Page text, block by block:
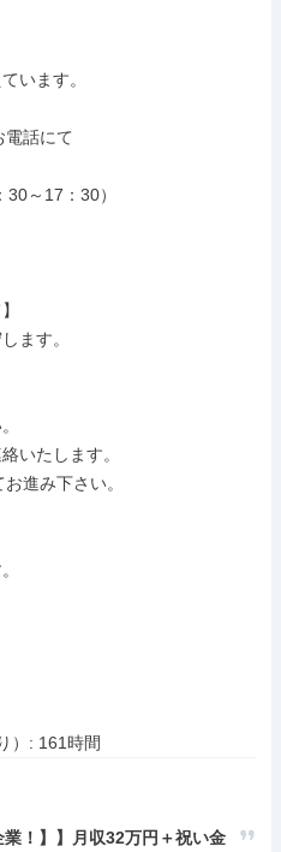
います。
電話にて
～17：30）
ます。
いたします。
進み下さい。
）: 161時間
業！】】月収32万円＋祝い金